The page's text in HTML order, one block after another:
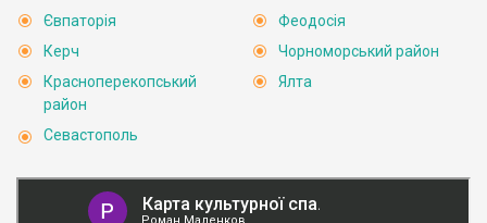
Євпаторія
Керч
Красноперекопський
район
Севастополь
Феодосія
Чорноморський район
Ялта